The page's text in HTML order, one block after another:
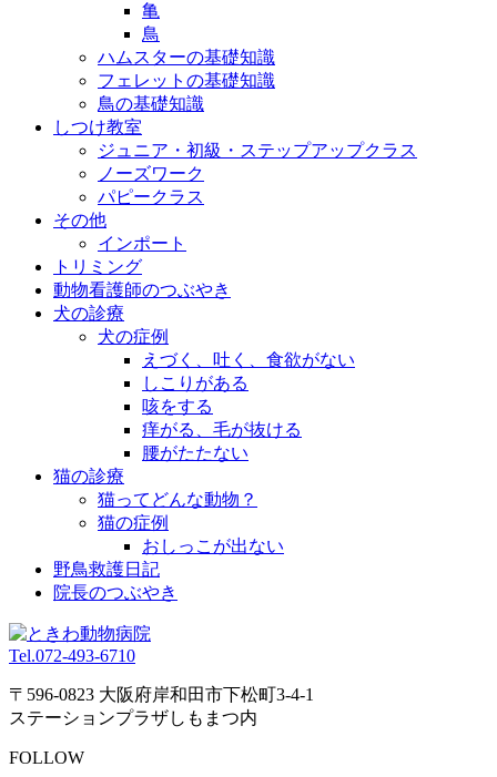
亀
鳥
ハムスターの基礎知識
フェレットの基礎知識
鳥の基礎知識
しつけ教室
ジュニア・初級・ステップアップクラス
ノーズワーク
パピークラス
その他
インポート
トリミング
動物看護師のつぶやき
犬の診療
犬の症例
えづく、吐く、食欲がない
しこりがある
咳をする
痒がる、毛が抜ける
腰がたたない
猫の診療
猫ってどんな動物？
猫の症例
おしっこが出ない
野鳥救護日記
院長のつぶやき
Tel.072-493-6710
〒596-0823 大阪府岸和田市下松町3-4-1
ステーションプラザしもまつ内
FOLLOW